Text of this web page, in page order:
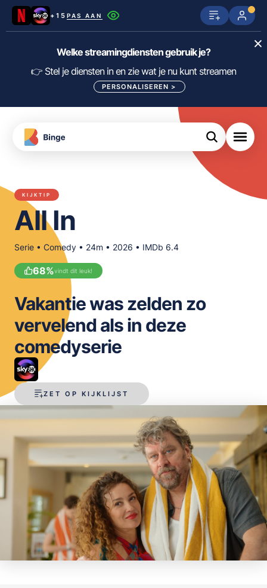
+15 PAS AAN
Netflix SkyShowtime Prime Video
Disney+ Videoland HBO Max
Viaplay Apple TV
KIJK
meJane
FILTER FILMS EN SERIES OP MIJN
ALLES/NIETS SELECTEREN
Welke streamingdiensten gebruik je?
👉 Stel je diensten in en zie wat je nu kunt streamen
PERSONALISEREN >
Download
de
App
KIJKTIP
All In
Serie • Comedy • 24m • 2026 • IMDb 6.4
68%vindt dit leuk!
ZET OP KIJKLIJST
Vakantie was zelden zo
vervelend als in deze
comedyserie